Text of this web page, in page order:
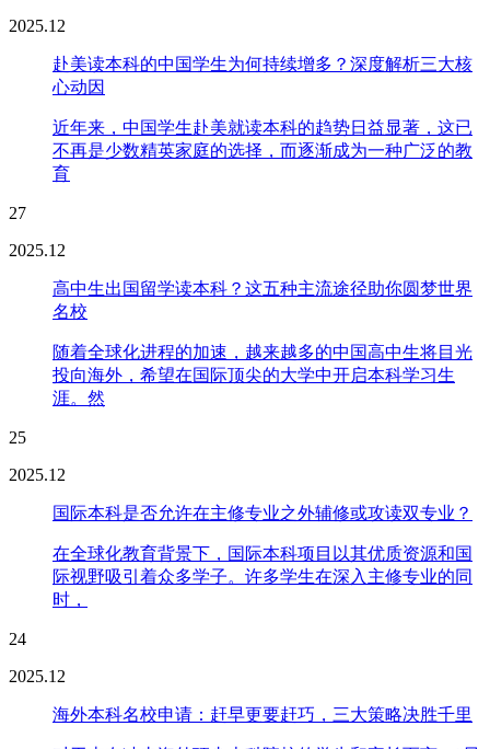
2025.12
赴美读本科的中国学生为何持续增多？深度解析三大核
心动因
近年来，中国学生赴美就读本科的趋势日益显著，这已
不再是少数精英家庭的选择，而逐渐成为一种广泛的教
育
27
2025.12
高中生出国留学读本科？这五种主流途径助你圆梦世界
名校
随着全球化进程的加速，越来越多的中国高中生将目光
投向海外，希望在国际顶尖的大学中开启本科学习生
涯。然
25
2025.12
国际本科是否允许在主修专业之外辅修或攻读双专业？
在全球化教育背景下，国际本科项目以其优质资源和国
际视野吸引着众多学子。许多学生在深入主修专业的同
时，
24
2025.12
海外本科名校申请：赶早更要赶巧，三大策略决胜千里